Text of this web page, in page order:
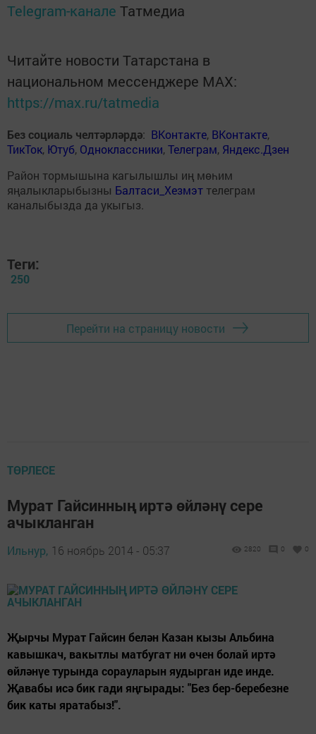
Telegram-канале Татмедиа
Читайте новости Татарстана в
национальном мессенджере MАХ:
https://max.ru/tatmedia
Без социаль челтәрләрдә: ВКонтакте, ВКонтакте,
ТикТок, Ютуб, Одноклассники,Телеграм, Яндекс.Дзен
Район тормышына кагылышлы иң мөһим
яңалыкларыбызны Балтаси_Хезмэт телеграм
каналыбызда да укыгыз.
Теги:
250
Перейти на страницу новости
ТӨРЛЕСЕ
Мурат Гайсинның иртә өйләнү сере
ачыкланган
Ильнур, 16 ноябрь 2014 - 05:37 2820 0 0
Җырчы Мурат Гайсин белән Казан кызы Альбина
кавышкач, вакытлы матбугат ни өчен болай иртә
өйләнүе турында сорауларын яудырган иде инде.
Җавабы исә бик гади яңгырады: "Без бер-беребезне
бик каты яратабыз!".